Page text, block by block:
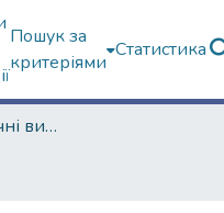
Пошук за
критеріями
Статистика
Харківські періодичні видання